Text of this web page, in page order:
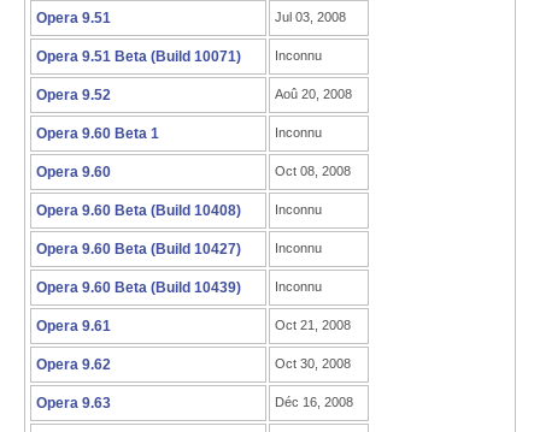
Opera 9.51 Jul 03, 2008
Opera 9.51 Beta (Build 10071) Inconnu
Opera 9.52 Aoû 20, 2008
Opera 9.60 Beta 1 Inconnu
Opera 9.60 Oct 08, 2008
Opera 9.60 Beta (Build 10408) Inconnu
Opera 9.60 Beta (Build 10427) Inconnu
Opera 9.60 Beta (Build 10439) Inconnu
Opera 9.61 Oct 21, 2008
Opera 9.62 Oct 30, 2008
Opera 9.63 Déc 16, 2008